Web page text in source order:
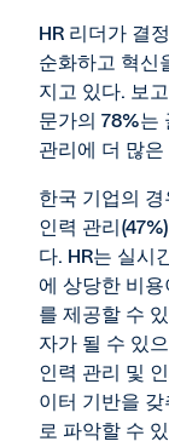
HR 리더가 결
순화하고 혁신
지고 있다. 보
문가의 78%는
관리에 더 많
한국 기업의
인력 관리
다. HR는 실시
에 상당한 비
를 제공할 수
자가 될 수 있
인력 관리 및
이터 기반을
로 파악할 수